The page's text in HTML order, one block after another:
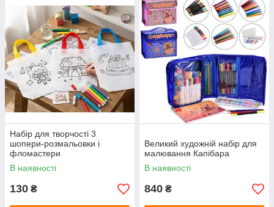
Набір для творчості 3
шопери-розмальовки і
фломастери
В наявності
130 ₴
Великий художній набір для
малювання Капібара
В наявності
840 ₴